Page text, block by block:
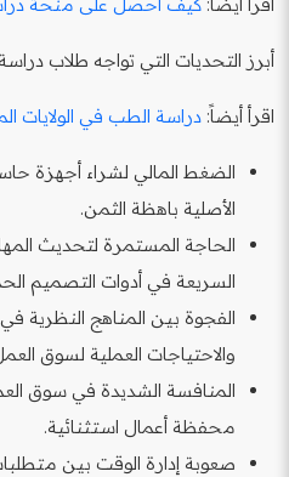
اقرأ أيضاً: كيف احصل على منحة دراسية
أبرز التحديات التي تواجه طلاب
اقرأ أيضاً: دراسة الطب في الولايات المتحدة
الضغط المالي لشراء أجهزة
الأصلية باهظة الثمن.
الحاجة المستمرة لتحديث
السريعة في أدوات التصميم
الفجوة بين المناهج النظرية
والاحتياجات العملية لسوق
المنافسة الشديدة في سوق
محفظة أعمال استثنائية.
صعوبة إدارة الوقت بين